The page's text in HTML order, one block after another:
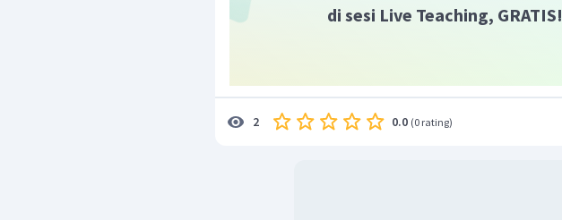
di sesi Live Teaching, GRATIS!
2 0.0 (0 rating)